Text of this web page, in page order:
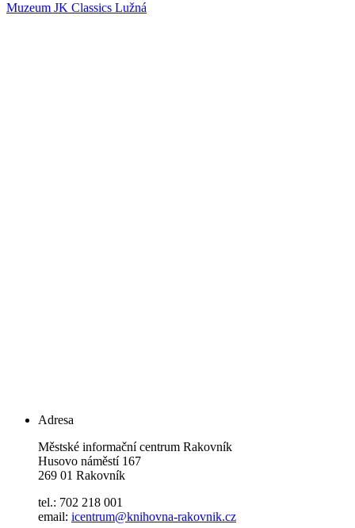
Muzeum JK Classics Lužná
Adresa
Městské informační centrum Rakovník
Husovo náměstí 167
269 01 Rakovník
tel.: 702 218 001
email: icentrum@knihovna-rakovnik.cz